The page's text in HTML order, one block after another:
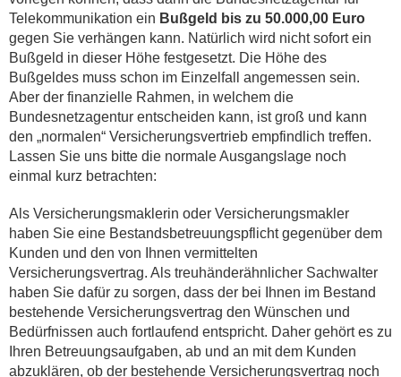
Telekommunikation ein Bußgeld bis zu 50.000,00 Euro
gegen Sie verhängen kann. Natürlich wird nicht sofort ein
Bußgeld in dieser Höhe festgesetzt. Die Höhe des
Bußgeldes muss schon im Einzelfall angemessen sein.
Aber der finanzielle Rahmen, in welchem die
Bundesnetzagentur entscheiden kann, ist groß und kann
den „normalen“ Versicherungsvertrieb empfindlich treffen.
Lassen Sie uns bitte die normale Ausgangslage noch
einmal kurz betrachten:
Als Versicherungsmaklerin oder Versicherungsmakler
haben Sie eine Bestandsbetreuungspflicht gegenüber dem
Kunden und den von Ihnen vermittelten
Versicherungsvertrag. Als treuhänderähnlicher Sachwalter
haben Sie dafür zu sorgen, dass der bei Ihnen im Bestand
bestehende Versicherungsvertrag den Wünschen und
Bedürfnissen auch fortlaufend entspricht. Daher gehört es zu
Ihren Betreuungsaufgaben, ab und an mit dem Kunden
abzuklären, ob der bestehende Versicherungsvertrag noch